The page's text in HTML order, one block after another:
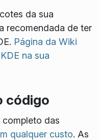
da sua
recomendada de ter
Página da Wiki
na sua
código
das
qualquer custo. As